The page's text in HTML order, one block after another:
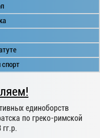
единоборств
по греко-римской